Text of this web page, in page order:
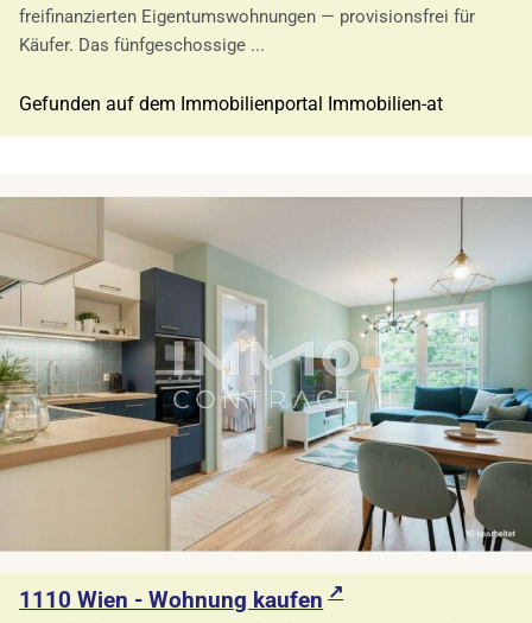
freifinanzierten Eigentumswohnungen — provisionsfrei für
Käufer. Das fünfgeschossige ...
Gefunden auf dem Immobilienportal Immobilien-at
1110 Wien - Wohnung kaufen